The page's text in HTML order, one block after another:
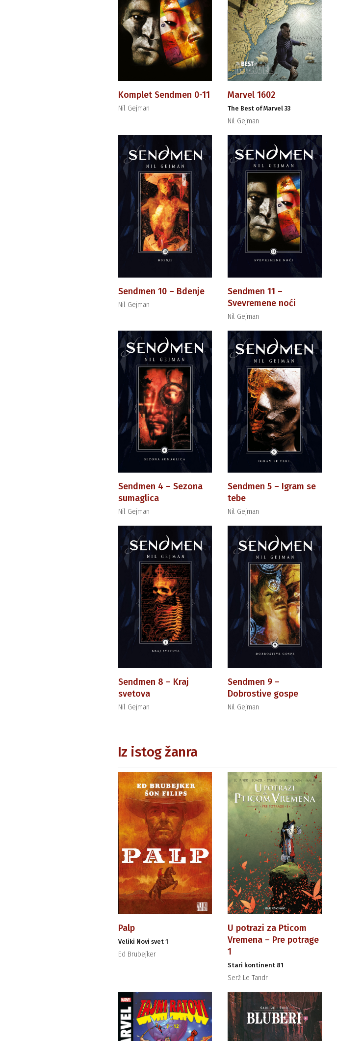
Komplet Sendmen 0-11
Nil Gejman
Marvel 1602
The Best of Marvel 33
Nil Gejman
Sendmen 10 – Bdenje
Nil Gejman
Sendmen 11 –
Svevremene noći
Nil Gejman
Sendmen 4 – Sezona
sumaglica
Nil Gejman
Sendmen 5 – Igram se
tebe
Nil Gejman
Sendmen 8 – Kraj
svetova
Nil Gejman
Sendmen 9 –
Dobrostive gospe
Nil Gejman
Iz istog žanra
Palp
Veliki Novi svet 1
Ed Brubejker
U potrazi za Pticom
Vremena – Pre potrage
1
Stari kontinent 81
Serž Le Tandr